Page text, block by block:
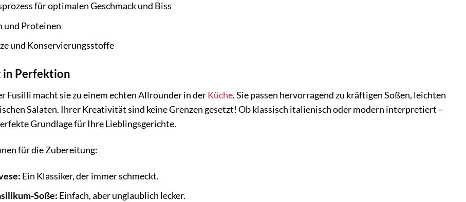
für optimalen Geschmack und Biss
und Proteinen
und Konservierungsstoffe
in Perfektion
Fusilli macht sie zu einem echten Allrounder in derKüche. Sie passen hervorragend zu kräftigen Soßen, leichten
Salaten. Ihrer Kreativität sind keine Grenzen gesetzt! Ob klassisch italienisch oder modern interpretiert –
Grundlage für Ihre Lieblingsgerichte.
für die Zubereitung:
Ein Klassiker, der immer schmeckt.
Soße: Einfach, aber unglaublich lecker.